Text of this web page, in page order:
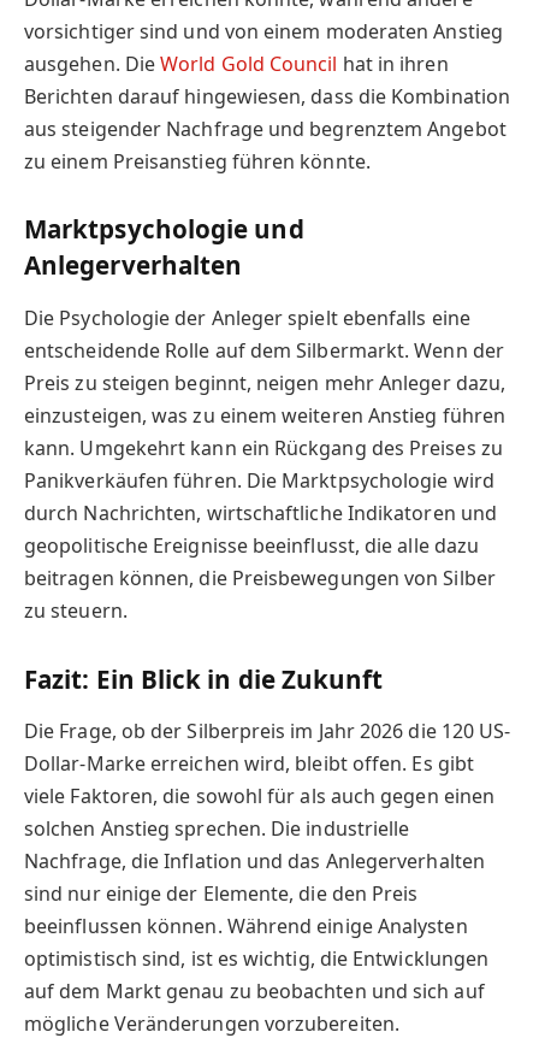
vorsichtiger sind und von einem moderaten Anstieg
ausgehen. DieWorld Gold Council hat in ihren
Berichten darauf hingewiesen, dass die Kombination
aus steigender Nachfrage und begrenztem Angebot
zu einem Preisanstieg führen könnte.
Marktpsychologie und
Anlegerverhalten
Die Psychologie der Anleger spielt ebenfalls eine
entscheidende Rolle auf dem Silbermarkt. Wenn der
Preis zu steigen beginnt, neigen mehr Anleger dazu,
einzusteigen, was zu einem weiteren Anstieg führen
kann. Umgekehrt kann ein Rückgang des Preises zu
Panikverkäufen führen. Die Marktpsychologie wird
durch Nachrichten, wirtschaftliche Indikatoren und
geopolitische Ereignisse beeinflusst, die alle dazu
beitragen können, die Preisbewegungen von Silber
zu steuern.
Fazit: Ein Blick in die Zukunft
Die Frage, ob der Silberpreis im Jahr 2026 die 120 US-
Dollar-Marke erreichen wird, bleibt offen. Es gibt
viele Faktoren, die sowohl für als auch gegen einen
solchen Anstieg sprechen. Die industrielle
Nachfrage, die Inflation und das Anlegerverhalten
sind nur einige der Elemente, die den Preis
beeinflussen können. Während einige Analysten
optimistisch sind, ist es wichtig, die Entwicklungen
auf dem Markt genau zu beobachten und sich auf
mögliche Veränderungen vorzubereiten.